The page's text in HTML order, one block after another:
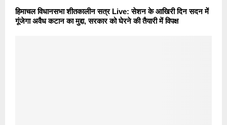
हिमाचल विधानसभा शीतकालीन सत्र Live: सेशन के आखिरी दिन सदन में
गूंजेगा अवैध कटान का मुद्दा, सरकार को घेरने की तैयारी में विपक्ष